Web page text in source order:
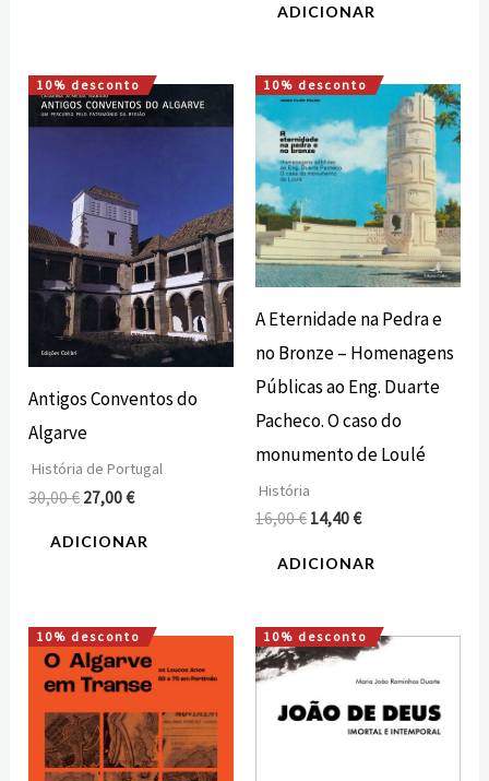
ADICIONAR
10% desconto
Antigos Conventos do
Algarve
História de Portugal
30,00€
O
preço
original
27,00€
O
preço
atual
ADICIONAR
10% desconto
A Eternidade na Pedra e
no Bronze – Homenagens
Públicas ao Eng. Duarte
Pacheco. O caso do
monumento de Loulé
História
16,00€
O
preço
original
era:
16,00 €.
14,40€
O
preço
atual
14,40 €.
ADICIONAR
10% desconto
O
preço
original
era:
22,00 €.
O
preço
atual
é:
19,80 €.
10% desconto
O
preço
original
era:
25,00 €.
O
atual
é:
22,50 €.